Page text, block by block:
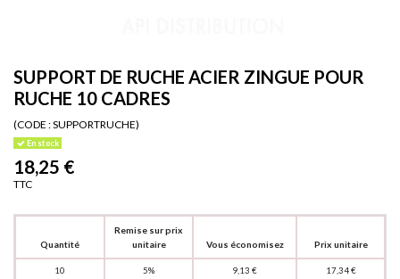
SUPPORT DE RUCHE ACIER ZINGUE POUR
RUCHE 10 CADRES
(CODE :SUPPORTRUCHE)
En stock
18,25 €
TTC
Quantité
Remise sur prix
unitaire
Vous économisez Prix unitaire
10 5% 9,13 € 17,34 €